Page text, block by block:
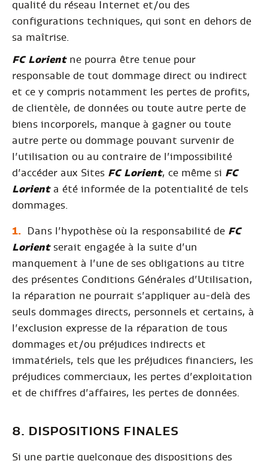
qualité du réseau Internet et/ou des
configurations techniques, qui sont en dehors de
sa maîtrise.
FC Lorientne pourra être tenue pour
responsable de tout dommage direct ou indirect
et ce y compris notamment les pertes de profits,
de clientèle, de données ou toute autre perte de
biens incorporels, manque à gagner ou toute
autre perte ou dommage pouvant survenir de
l’utilisation ou au contraire de l’impossibilité
d’accéder aux Sites FC Lorient, ce même si FC
Lorienta été informée de la potentialité de tels
dommages.
Dans l’hypothèse où la responsabilité de FC
Lorientserait engagée à la suite d’un
manquement à l’une de ses obligations au titre
des présentes Conditions Générales d’Utilisation,
la réparation ne pourrait s’appliquer au-delà des
seuls dommages directs, personnels et certains, à
l’exclusion expresse de la réparation de tous
dommages et/ou préjudices indirects et
immatériels, tels que les préjudices financiers, les
préjudices commerciaux, les pertes d’exploitation
et de chiffres d’affaires, les pertes de données.
8. DISPOSITIONS FINALES
Si une partie quelconque des dispositions des